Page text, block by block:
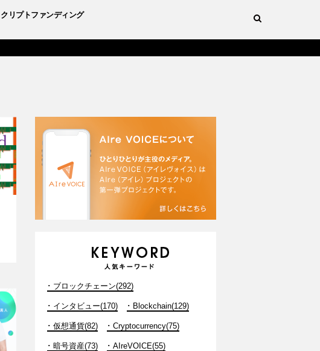
クリプトファンディング
ブロックチェーン(292)
インタビュー(170) Blockchain(129)
仮想通貨(82) Cryptocurrency(75)
暗号資産(73) AIreVOICE(55)